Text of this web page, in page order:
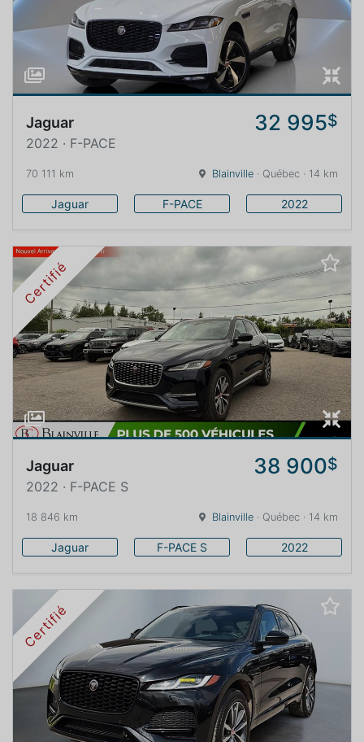
Jaguar 32 995$
2022 · F-PACE
70 111 km Blainville · Québec · 14 km
Jaguar F-PACE 2022
Certifié
Jaguar 38 900$
2022 · F-PACE S
18 846 km Blainville · Québec · 14 km
Jaguar F-PACE S 2022
Certifié